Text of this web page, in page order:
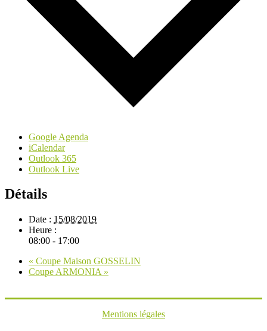
Google Agenda
iCalendar
Outlook 365
Outlook Live
Détails
Date : 15/08/2019
Heure :
08:00 - 17:00
« Coupe Maison GOSSELIN
Coupe ARMONIA »
Mentions légales